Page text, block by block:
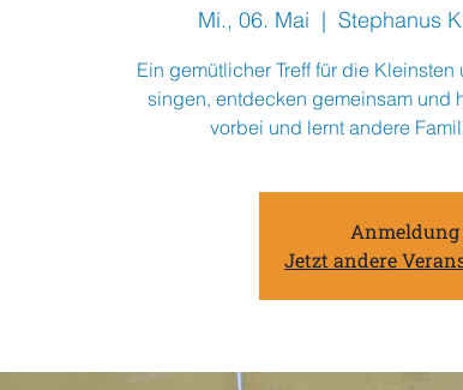
Mi., 06. Mai
  |
Stephanus
Ein gemütlicher Treff für die
singen, entdecken gemeinsam und
vorbei und lernt andere
Anmeldung
Jetzt andere